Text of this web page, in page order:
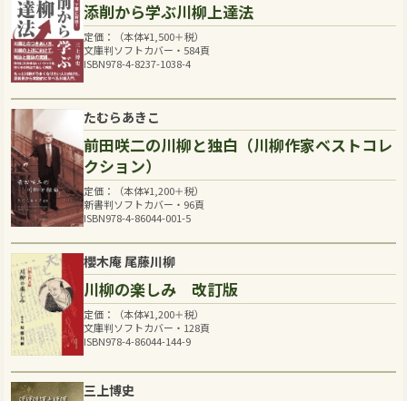
添削から学ぶ川柳上達法
定価：（本体¥1,500＋税）
文庫判ソフトカバー・584頁
ISBN978-4-8237-1038-4
たむらあきこ
前田咲二の川柳と独白（川柳作家ベストコレ
クション）
定価：（本体¥1,200＋税）
新書判ソフトカバー・96頁
ISBN978-4-86044-001-5
櫻木庵 尾藤川柳
川柳の楽しみ 改訂版
定価：（本体¥1,200＋税）
文庫判ソフトカバー・128頁
ISBN978-4-86044-144-9
三上博史